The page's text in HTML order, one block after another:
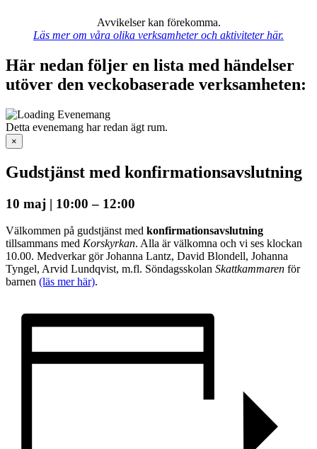
Avvikelser kan förekomma.
Läs mer om våra olika verksamheter och aktiviteter här.
Här nedan följer en lista med händelser
utöver den veckobaserade verksamheten:
Detta evenemang har redan ägt rum.
×
Gudstjänst med konfirmationsavslutning
10 maj | 10:00 – 12:00
Välkommen på gudstjänst med konfirmationsavslutning
tillsammans med Korskyrkan. Alla är välkomna och vi ses klockan
10.00. Medverkar gör Johanna Lantz, David Blondell, Johanna
Tyngel, Arvid Lundqvist, m.fl. Söndagsskolan Skattkammaren för
barnen (läs mer här).